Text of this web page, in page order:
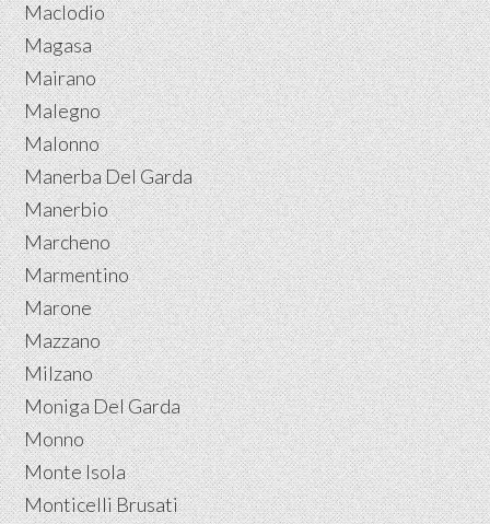
Maclodio
Magasa
Mairano
Malegno
Malonno
Manerba Del Garda
Manerbio
Marcheno
Marmentino
Marone
Mazzano
Milzano
Moniga Del Garda
Monno
Monte Isola
Monticelli Brusati